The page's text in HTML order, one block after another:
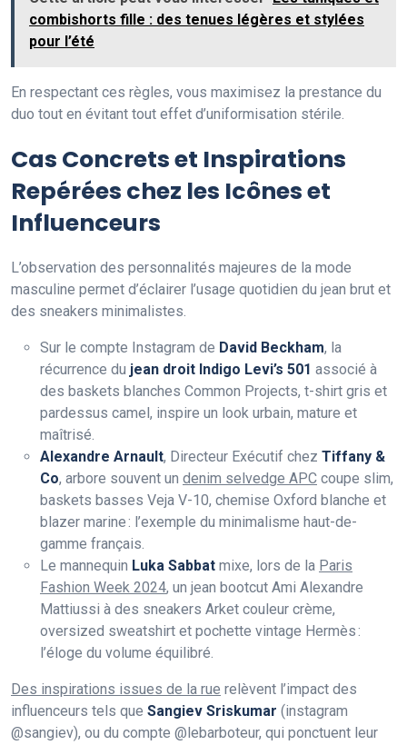
combishorts fille : des tenues légères et stylées
pour l’été
En respectant ces règles, vous maximisez la prestance du
duo tout en évitant tout effet d’uniformisation stérile.
Cas Concrets et Inspirations
Repérées chez les Icônes et
Influenceurs
L’observation des personnalités majeures de la mode
masculine permet d’éclairer l’usage quotidien du jean brut et
des sneakers minimalistes.
Sur le compte Instagram de David Beckham, la
récurrence du jean droit Indigo Levi’s 501 associé à
des baskets blanches Common Projects, t-shirt gris et
pardessus camel, inspire un look urbain, mature et
maîtrisé.
Alexandre Arnault, Directeur Exécutif chez Tiffany &
Co, arbore souvent un denim selvedge APC coupe slim,
baskets basses Veja V-10, chemise Oxford blanche et
blazer marine : l’exemple du minimalisme haut-de-
gamme français.
Le mannequin Luka Sabbat mixe, lors de la Paris
Fashion Week 2024, un jean bootcut Ami Alexandre
Mattiussi à des sneakers Arket couleur crème,
oversized sweatshirt et pochette vintage Hermès :
l’éloge du volume équilibré.
Des inspirations issues de la rue relèvent l’impact des
influenceurs tels que Sangiev Sriskumar (instagram
@sangiev), ou du compte @lebarboteur, qui ponctuent leur